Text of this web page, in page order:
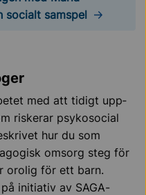
socialt samspel
med att ti­digt upp­
ris­ke­rar psy­ko­so­ci­al
hur du som
omsorg steg för
orolig för ett barn.
initiativ av SAGA-